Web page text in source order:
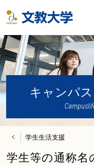
キャンパ
学生生活支援
学生等の通称名